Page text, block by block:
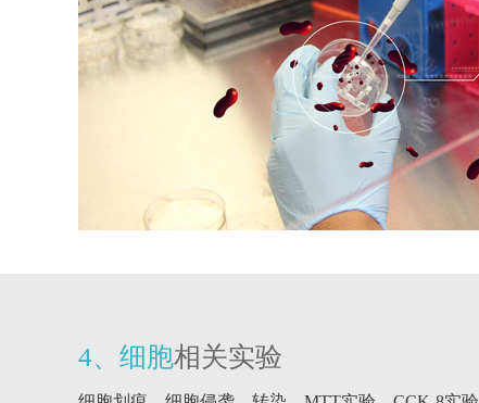
4、细胞相关实验